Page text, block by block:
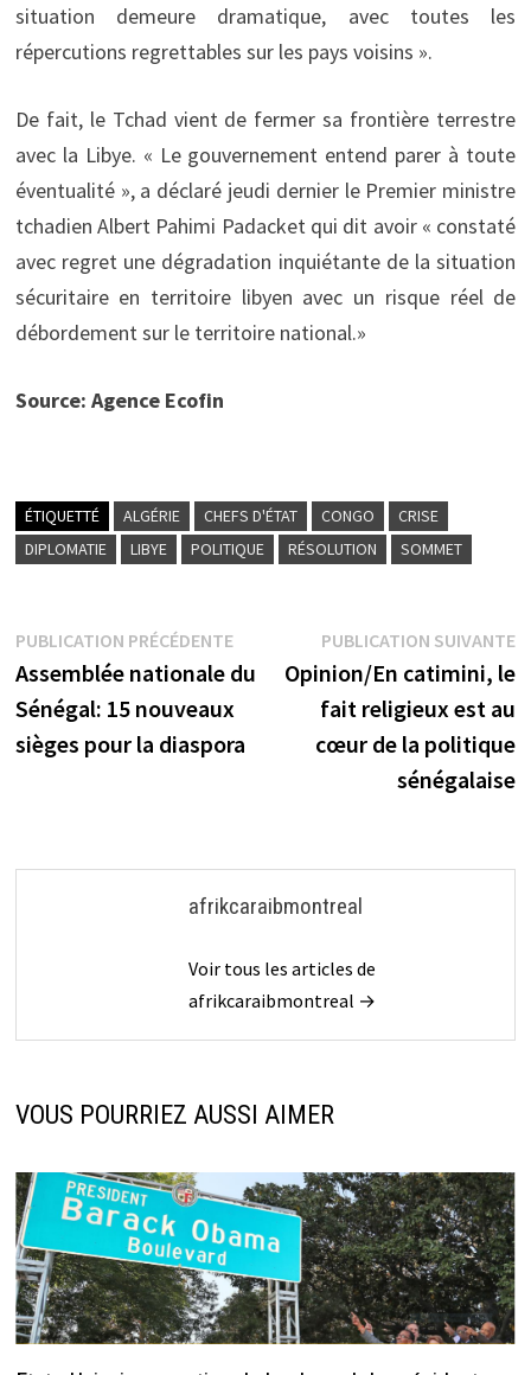
situation demeure dramatique, avec toutes les
répercutions regrettables sur les pays voisins ».
De fait, le Tchad vient de fermer sa frontière terrestre
avec la Libye. « Le gouvernement entend parer à toute
éventualité », a déclaré jeudi dernier le Premier ministre
tchadien Albert Pahimi Padacket qui dit avoir « constaté
avec regret une dégradation inquiétante de la situation
sécuritaire en territoire libyen avec un risque réel de
débordement sur le territoire national.»
Source: Agence Ecofin
ÉTIQUETTÉ ALGÉRIE CHEFS D'ÉTAT CONGO
CRISE
DIPLOMATIE
LIBYE POLITIQUE RÉSOLUTION SOMMET
Navigation
de
l’article
PUBLICATION PRÉCÉDENTEPublication
précédente :
Assemblée nationale du
Sénégal: 15 nouveaux
sièges pour la diaspora
PUBLICATION SUIVANTE
Opinion/En catimini, le
fait religieux est au
cœur de la politique
sénégalaise
afrikcaraibmontreal
Voir tous les articles de
afrikcaraibmontreal →
VOUS POURRIEZ AUSSI AIMER